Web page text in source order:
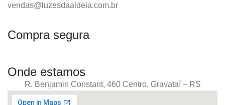
vendas@luzesdaaldeia.com.br
Compra segura
Onde estamos
R. Benjamin Constant, 460 Centro, Gravataí – RS